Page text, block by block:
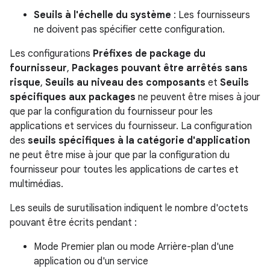
Seuils à l'échelle du système : Les fournisseurs
ne doivent pas spécifier cette configuration.
Les configurations Préfixes de package du
fournisseur, Packages pouvant être arrêtés sans
risque, Seuils au niveau des composants et Seuils
spécifiques aux packages ne peuvent être mises à jour
que par la configuration du fournisseur pour les
applications et services du fournisseur. La configuration
des seuils spécifiques à la catégorie d'application
ne peut être mise à jour que par la configuration du
fournisseur pour toutes les applications de cartes et
multimédias.
Les seuils de surutilisation indiquent le nombre d'octets
pouvant être écrits pendant :
Mode Premier plan ou mode Arrière-plan d'une
application ou d'un service